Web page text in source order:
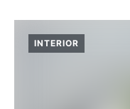
INTERIOR